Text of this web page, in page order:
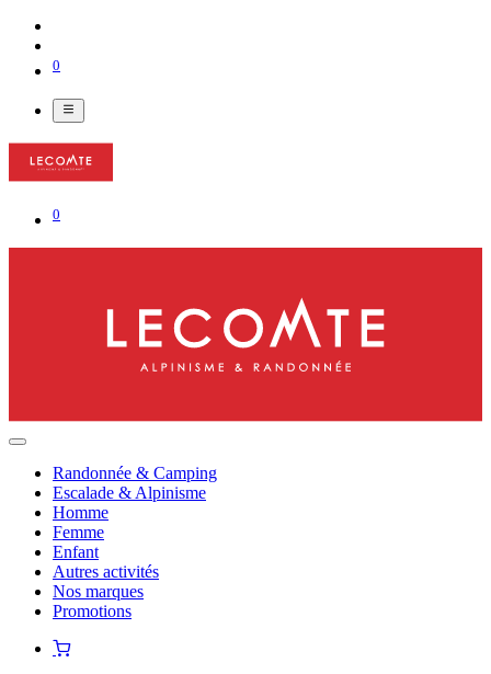
0
0
Randonnée & Camping
Escalade & Alpinisme
Homme
Femme
Enfant
Autres activités
Nos marques
Promotions